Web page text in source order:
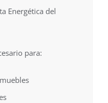
Energética del
para: